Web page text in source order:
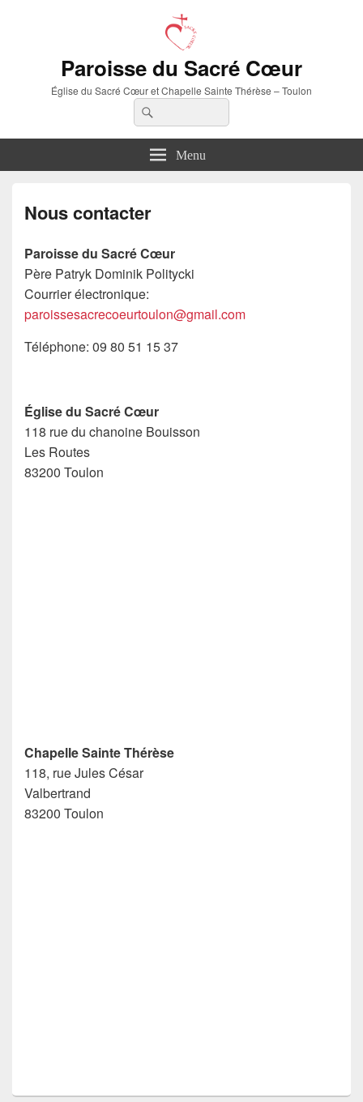
Paroisse du Sacré Cœur
Église du Sacré Cœur et Chapelle Sainte Thérèse – Toulon
Recherche :
Menu
Nous contacter
Paroisse du Sacré Cœur
Père Patryk Dominik Politycki
Courrier électronique:
paroissesacrecoeurtoulon@gmail.com
Téléphone: 09 80 51 15 37
Église du Sacré Cœur
118 rue du chanoine Bouisson
Les Routes
83200 Toulon
Chapelle Sainte Thérèse
118, rue Jules César
Valbertrand
83200 Toulon